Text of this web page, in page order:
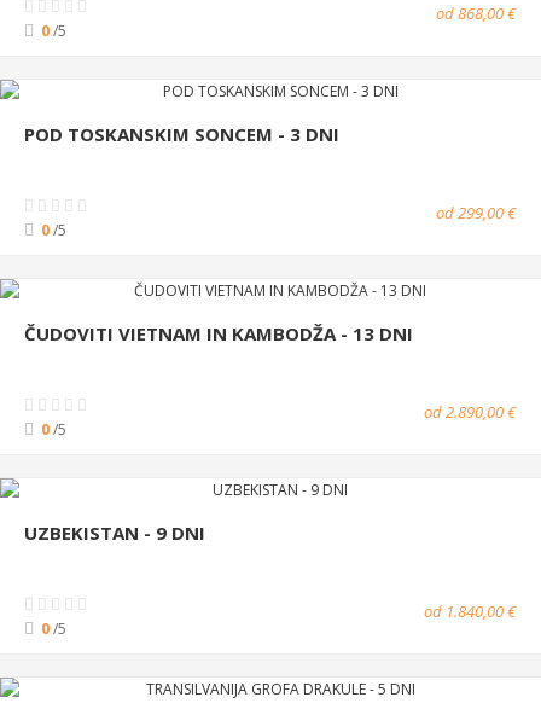
0/5
od 868,00 €
POD TOSKANSKIM SONCEM - 3 DNI
0/5
od 299,00 €
ČUDOVITI VIETNAM IN KAMBODŽA - 13 DNI
0/5
od 2.890,00 €
UZBEKISTAN - 9 DNI
0/5
od 1.840,00 €